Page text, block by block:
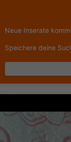
Neue Inserate
Speichere deine